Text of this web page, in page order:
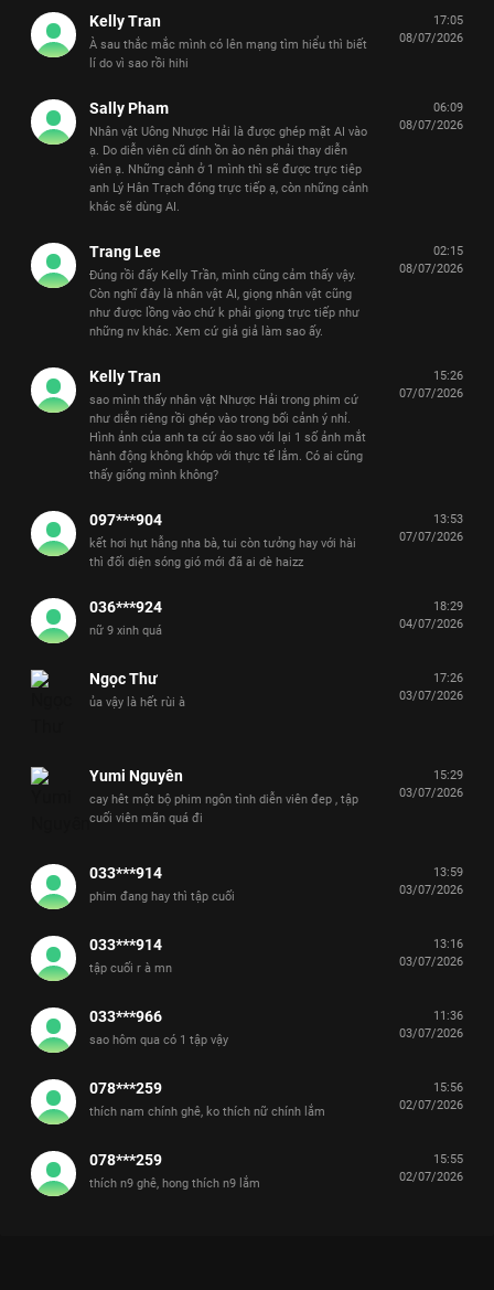
Kelly Tran
À sau thắc mắc mình có lên mạng tìm hiểu thì biết
lí do vì sao rồi hihi
17:05
08/07/2026
Sally Pham
Nhân vật Uông Nhược Hải là được ghép mặt AI vào
ạ. Do diễn viên cũ dính ồn ào nên phải thay diễn
viên ạ. Những cảnh ở 1 mình thì sẽ được trực tiêp
anh Lý Hân Trạch đóng trực tiếp ạ, còn những cảnh
khác sẽ dùng AI.
06:09
08/07/2026
Trang Lee
Đúng rồi đấy Kelly Trần, mình cũng cảm thấy vậy.
Còn nghĩ đây là nhân vật AI, giọng nhân vật cũng
như được lồng vào chứ k phải giọng trực tiếp như
những nv khác. Xem cứ giả giả làm sao ấy.
02:15
08/07/2026
Kelly Tran
sao mình thấy nhân vật Nhược Hải trong phim cứ
như diễn riêng rồi ghép vào trong bối cảnh ý nhỉ.
Hình ảnh của anh ta cứ ảo sao với lại 1 số ảnh mắt
hành động không khớp với thực tế lắm. Có ai cũng
thấy giống mình không?
15:26
07/07/2026
097***904
kết hơi hụt hẫng nha bà, tui còn tưởng hay với hài
thì đối diện sóng gió mới đã ai dè haizz
13:53
07/07/2026
036***924
nữ 9 xinh quá
18:29
04/07/2026
Ngọc Thư
ủa vậy là hết rùi à
17:26
03/07/2026
Yumi Nguyên
cay hêt một bộ phim ngôn tình diễn viên đep , tập
cuối viên mãn quá đi
15:29
03/07/2026
033***914
phim đang hay thì tập cuối
13:59
03/07/2026
033***914
tập cuối r à mn
13:16
03/07/2026
033***966
sao hôm qua có 1 tập vậy
11:36
03/07/2026
078***259
thích nam chính ghê, ko thích nữ chính lắm
15:56
02/07/2026
078***259
thích n9 ghê, hong thích n9 lắm
15:55
02/07/2026